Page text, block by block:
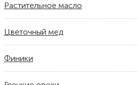
Растительное масло
Цветочный мед
Финики